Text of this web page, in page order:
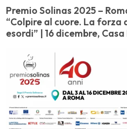
Premio Solinas 2025 –
“Colpire al cuore. La forza
esordi” | 16 dicembre,